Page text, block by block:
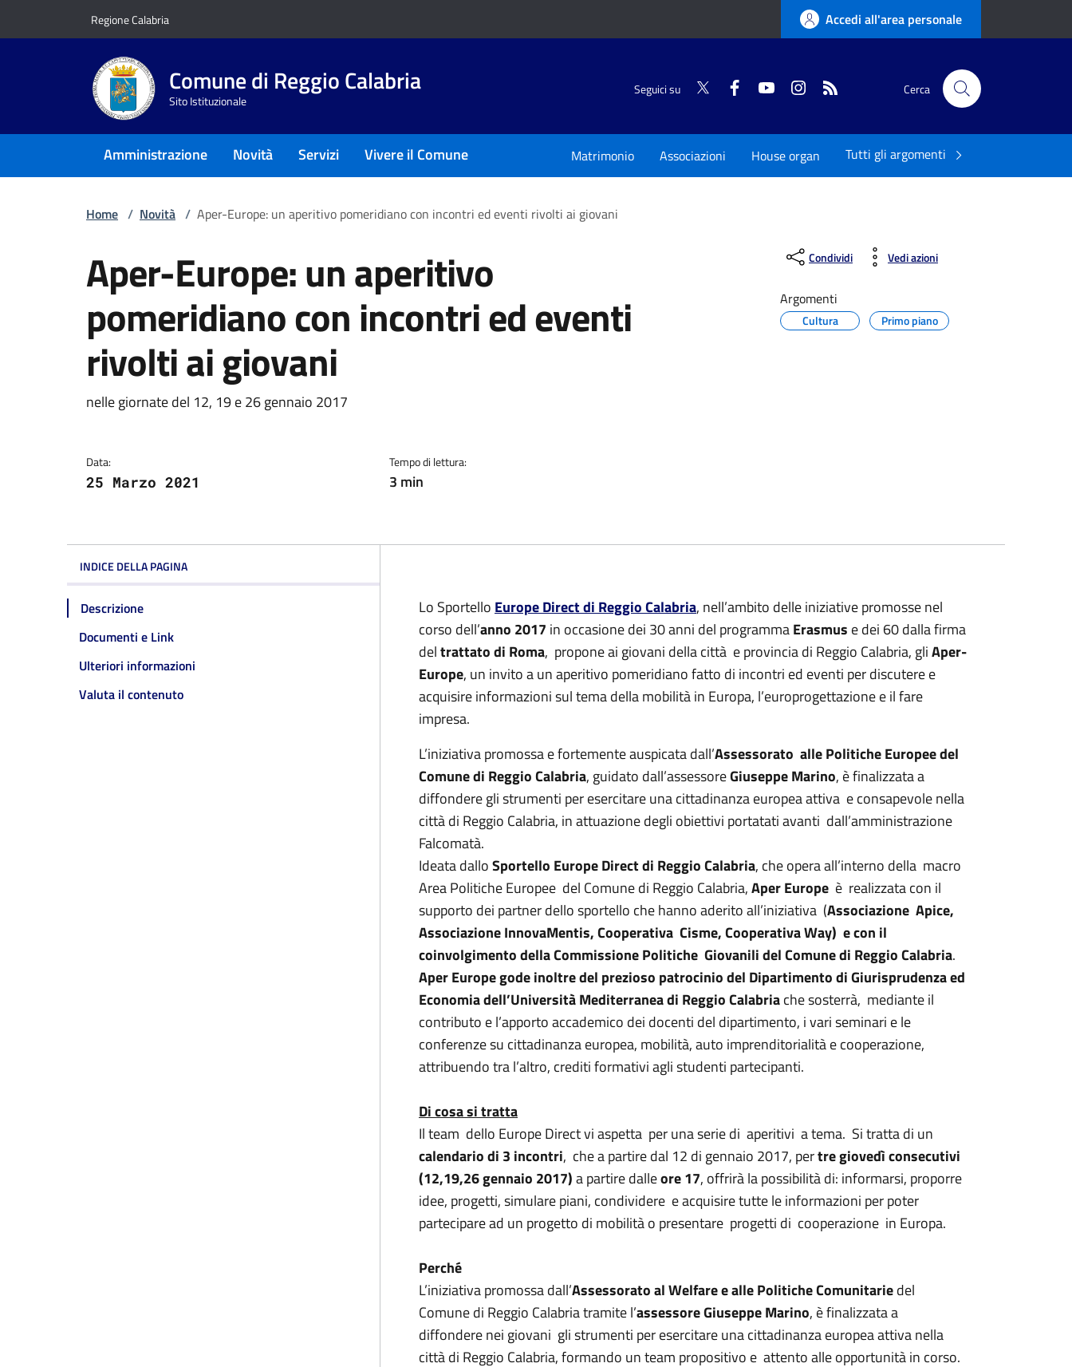
Regione Calabria Accedi all'area personale
Comune di Reggio Calabria
Sito Istituzionale
Seguici su Twitter FacebookYouTubeInstagram Cerca
Amministrazione Novità Servizi Vivere il Comune Matrimonio Associazioni House organ Tutti gli argomenti
Home / Novità / Aper-Europe: un aperitivo pomeridiano con incontri ed eventi rivolti ai giovani
Aper-Europe: un aperitivo
pomeridiano con incontri ed eventi
rivolti ai giovani
Dettagli della notizia
nelle giornate del 12, 19 e 26 gennaio 2017
Data:
25 Marzo 2021
Tempo di lettura:
3 min
Condividi Vedi azioni
Argomenti
Cultura Primo piano
INDICE DELLA PAGINA
Descrizione
Documenti e Link
Ulteriori informazioni
Valuta il contenuto
Lo Sportello Europe Direct di Reggio Calabria, nell’ambito delle iniziative promosse nel
corso dell’anno 2017 in occasione dei 30 anni del programmaErasmus e dei 60 dalla firma
deltrattato di Roma, propone ai giovani della città e provincia di Reggio Calabria, gliAper-
Europe, un invito a un aperitivo pomeridiano fatto di incontri ed eventi per discutere e
acquisire informazioni sul tema della mobilità in Europa, l’europrogettazione e il fare
impresa.
L’iniziativa promossa e fortemente auspicata dall’Assessorato alle Politiche Europee del
Comune di Reggio Calabria, guidato dall’assessoreGiuseppe Marino, è finalizzata a
diffondere gli strumenti per esercitare una cittadinanza europea attiva e consapevole nella
città di Reggio Calabria, in attuazione degli obiettivi portatati avanti dall’amministrazione
Falcomatà.
Ideata dalloSportello Europe Direct di Reggio Calabria, che opera all’interno della macro
Area Politiche Europee del Comune di Reggio Calabria,Aper Europe è realizzata con il
supporto dei partner dello sportello che hanno aderito all’iniziativa (Associazione Apice,
Associazione InnovaMentis, Cooperativa Cisme, Cooperativa Way) e con il
coinvolgimento della Commissione Politiche Giovanili del Comune di Reggio Calabria.
Aper Europe gode inoltre del prezioso patrocinio del Dipartimento di Giurisprudenza ed
Economia dell’Università Mediterranea di Reggio Calabriache sosterrà, mediante il
contributo e l’apporto accademico dei docenti del dipartimento, i vari seminari e le
conferenze su cittadinanza europea, mobilità, auto imprenditorialità e cooperazione,
attribuendo tra l’altro, crediti formativi agli studenti partecipanti.
Di cosa si tratta
Il team dello Europe Direct vi aspetta per una serie di aperitivi a tema. Si tratta di un
calendario di 3 incontri, che a partire dal 12 di gennaio 2017, pertre giovedì consecutivi
(12,19,26 gennaio 2017)a partire dalleore 17, offrirà la possibilità di: informarsi, proporre
idee, progetti, simulare piani, condividere e acquisire tutte le informazioni per poter
partecipare ad un progetto di mobilità o presentare progetti di cooperazione in Europa.
Perché
L’iniziativa promossa dall’Assessorato al Welfare e alle Politiche Comunitariedel
Comune di Reggio Calabria tramite l’assessore Giuseppe Marino, è finalizzata a
diffondere nei giovani gli strumenti per esercitare una cittadinanza europea attiva nella
città di Reggio Calabria, formando un team propositivo e attento alle opportunità in corso.